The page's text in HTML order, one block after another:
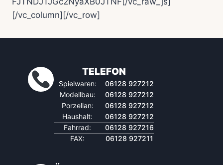
[/vc_column][/vc_row]
TELEFON
Spielwaren:
06128 927212
Modellbau:
06128 927212
Porzellan:
06128 927212
Haushalt:
06128 927212
Fahrrad:
06128 927216
FAX:
06128 927211